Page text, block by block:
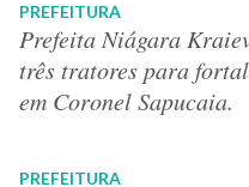
PREFEITURA
Prefeita Niágara
três tratores para
em Coronel Sapucaia.
PREFEITURA